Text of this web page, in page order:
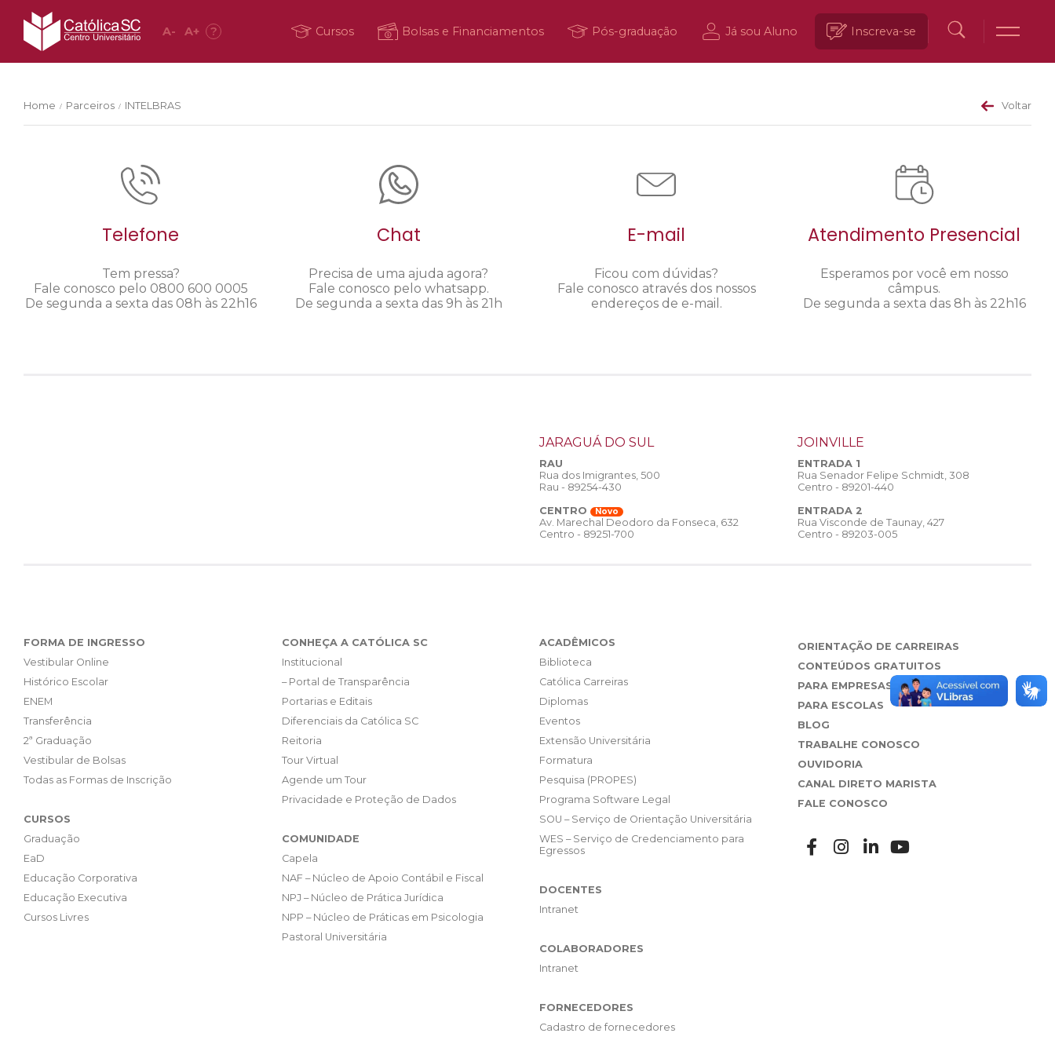
A- A+ ? Cursos Bolsas e Financiamentos Pós-graduação Já sou Aluno Inscreva-se
Home / Parceiros / INTELBRAS Voltar
Telefone
Tem pressa?
Fale conosco pelo 0800 600 0005
De segunda a sexta das 08h às 22h16
Chat
Precisa de uma ajuda agora?
Fale conosco pelo whatsapp.
De segunda a sexta das 9h às 21h
E-mail
Ficou com dúvidas?
Fale conosco através dos nossos
endereços de e-mail.
Atendimento Presencial
Esperamos por você em nosso
câmpus.
De segunda a sexta das 8h às 22h16
JARAGUÁ DO SUL
RAU
Rua dos Imigrantes, 500
Rau - 89254-430
CENTRO
Novo
Av. Marechal Deodoro da Fonseca, 632
Centro - 89251-700
JOINVILLE
ENTRADA 1
Rua Senador Felipe Schmidt, 308
Centro - 89201-440
ENTRADA 2
Rua Visconde de Taunay, 427
Centro - 89203-005
FORMA DE INGRESSO
Vestibular Online
Histórico Escolar
ENEM
Transferência
2ª Graduação
Vestibular de Bolsas
Todas as Formas de Inscrição
CURSOS
Graduação
EaD
Educação Corporativa
Educação Executiva
Cursos Livres
CONHEÇA A CATÓLICA SC
Institucional
– Portal de Transparência
Portarias e Editais
Diferenciais da Católica SC
Reitoria
Tour Virtual
Agende um Tour
Privacidade e Proteção de Dados
COMUNIDADE
Capela
NAF – Núcleo de Apoio Contábil e Fiscal
NPJ – Núcleo de Prática Jurídica
NPP – Núcleo de Práticas em Psicologia
Pastoral Universitária
ACADÊMICOS
Biblioteca
Católica Carreiras
Diplomas
Eventos
Extensão Universitária
Formatura
Pesquisa (PROPES)
Programa Software Legal
SOU – Serviço de Orientação Universitária
WES – Serviço de Credenciamento para
Egressos
DOCENTES
Intranet
COLABORADORES
Intranet
FORNECEDORES
Cadastro de fornecedores
ORIENTAÇÃO DE CARREIRAS
CONTEÚDOS GRATUITOS
PARA EMPRESAS
PARA ESCOLAS
BLOG
TRABALHE CONOSCO
OUVIDORIA
CANAL DIRETO MARISTA
FALE CONOSCO